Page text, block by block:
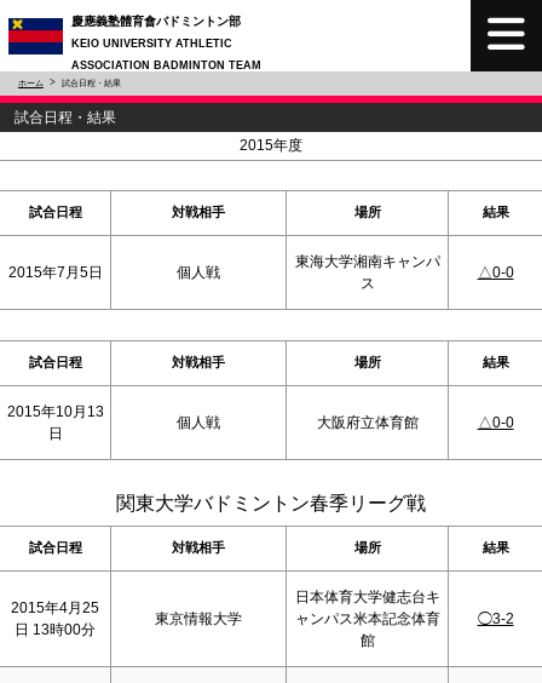
慶應義塾體育會バドミントン部
KEIO UNIVERSITY ATHLETIC
ASSOCIATION BADMINTON TEAM
ホーム 試合日程・結果
試合日程・結果
2015年度
試合日程 対戦相手 場所 結果
2015年7月5日 個人戦
東海大学湘南キャンパ
ス
△0-0
試合日程 対戦相手 場所 結果
2015年10月13
日
個人戦 大阪府立体育館 △0-0
関東大学バドミントン春季リーグ戦
試合日程 対戦相手 場所 結果
2015年4月25
日 13時00分
東京情報大学
日本体育大学健志台キ
ャンパス米本記念体育
館
◯3-2